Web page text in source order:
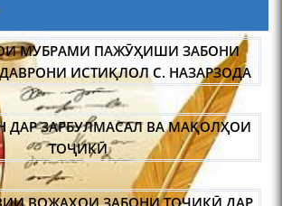
шоири халқии
Мирзо
/ Mirzo
МУБРАМИ ПАЖӮҲИШИ ЗАБОНИ
ИСТИҚЛОЛ С. НАЗАРЗОДА
ДАР ЗАРБУЛМАСАЛ ВА МАҚОЛҲОИ
ТОҶИКӢ